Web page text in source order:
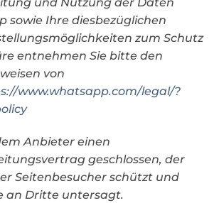
und Nutzung der Daten
sowie Ihre diesbezüglichen
zum Schutz
entnehmen Sie bitte den
von
www.whatsapp.com/legal/?
Anbieter einen
geschlossen, der
Seitenbesucher schützt und
an Dritte untersagt.